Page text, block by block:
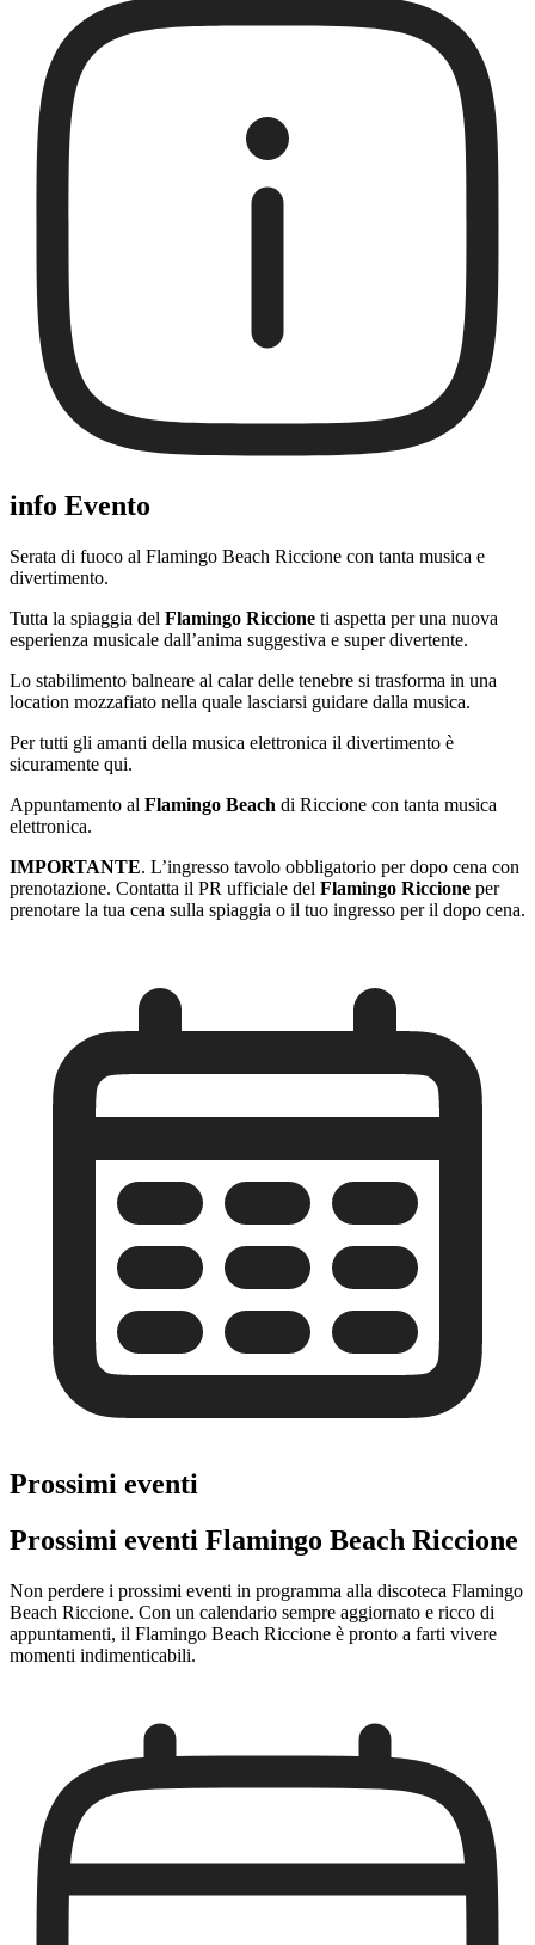
info Evento
Serata di fuoco al Flamingo Beach Riccione con tanta musica e
divertimento.
Tutta la spiaggia del Flamingo Riccione ti aspetta per una nuova
esperienza musicale dall’anima suggestiva e super divertente.
Lo stabilimento balneare al calar delle tenebre si trasforma in una
location mozzafiato nella quale lasciarsi guidare dalla musica.
Per tutti gli amanti della musica elettronica il divertimento è
sicuramente qui.
Appuntamento al Flamingo Beach di Riccione con tanta musica
elettronica.
IMPORTANTE. L’ingresso tavolo obbligatorio per dopo cena con
prenotazione. Contatta il PR ufficiale del Flamingo Riccione per
prenotare la tua cena sulla spiaggia o il tuo ingresso per il dopo cena.
Prossimi eventi
Prossimi eventi Flamingo Beach Riccione
Non perdere i prossimi eventi in programma alla discoteca Flamingo
Beach Riccione. Con un calendario sempre aggiornato e ricco di
appuntamenti, il Flamingo Beach Riccione è pronto a farti vivere
momenti indimenticabili.